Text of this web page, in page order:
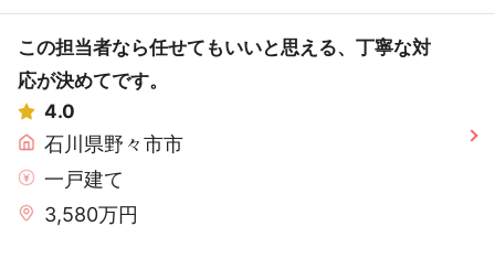
この担当者なら任せてもいいと思える、丁寧な対
応が決めてです。
4.0
石川県野々市市
一戸建て
3,580万円